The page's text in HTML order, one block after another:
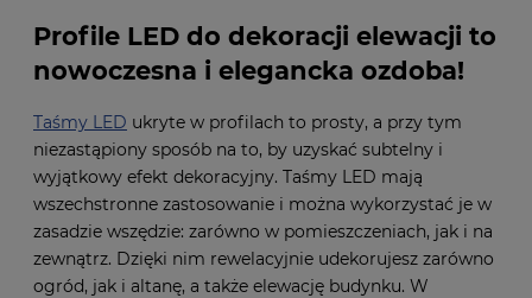
Profile LED do dekoracji elewacji to
nowoczesna i elegancka ozdoba!
Taśmy LED ukryte w profilach to prosty, a przy tym
niezastąpiony sposób na to, by uzyskać subtelny i
wyjątkowy efekt dekoracyjny. Taśmy LED mają
wszechstronne zastosowanie i można wykorzystać je w
zasadzie wszędzie: zarówno w pomieszczeniach, jak i na
zewnątrz. Dzięki nim rewelacyjnie udekorujesz zarówno
ogród, jak i altanę, a także elewację budynku. W